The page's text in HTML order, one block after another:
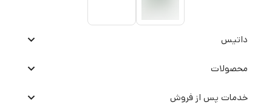
داتیس
محصولات
خدمات پس از فروش